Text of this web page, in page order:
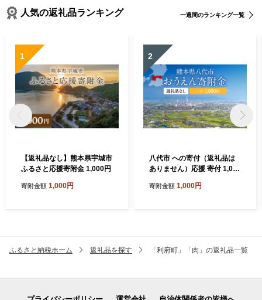
人気の返礼品ランキング 一週間のランキング一覧
1
【返礼品なし】熊本県宇城市
ふるさと応援寄附金 1,000円
寄附金額 1,000円
2
八代市 への寄付（返礼品は
ありません）応援 寄付 1,000
寄附金額 1,000円
ふるさと納税ホーム 返礼品を探す 「利府町」「肉」の返礼品一覧